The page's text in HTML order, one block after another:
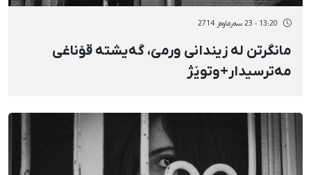
13:20 - 23 سەرماوەز 2714
مانگرتن لە زیندانی ورمێ، گەیشتە قۆناغی
مەترسیدار+وتوێژ